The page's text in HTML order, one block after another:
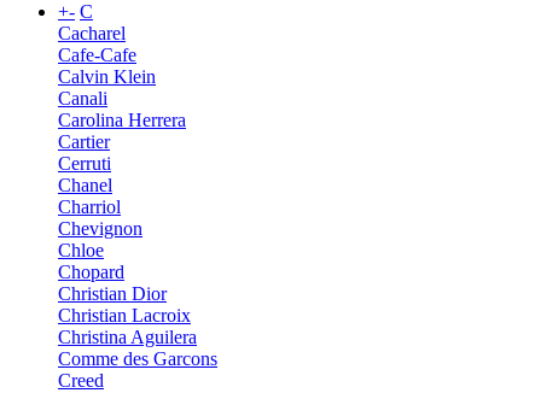
+- C
Cacharel
Cafe-Cafe
Calvin Klein
Canali
Carolina Herrera
Cartier
Cerruti
Chanel
Charriol
Chevignon
Chloe
Chopard
Christian Dior
Christian Lacroix
Christina Aguilera
Comme des Garcons
Creed